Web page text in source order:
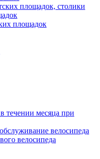
площадок, столики
площадок
течении месяца при
велосипеда
велосипеда